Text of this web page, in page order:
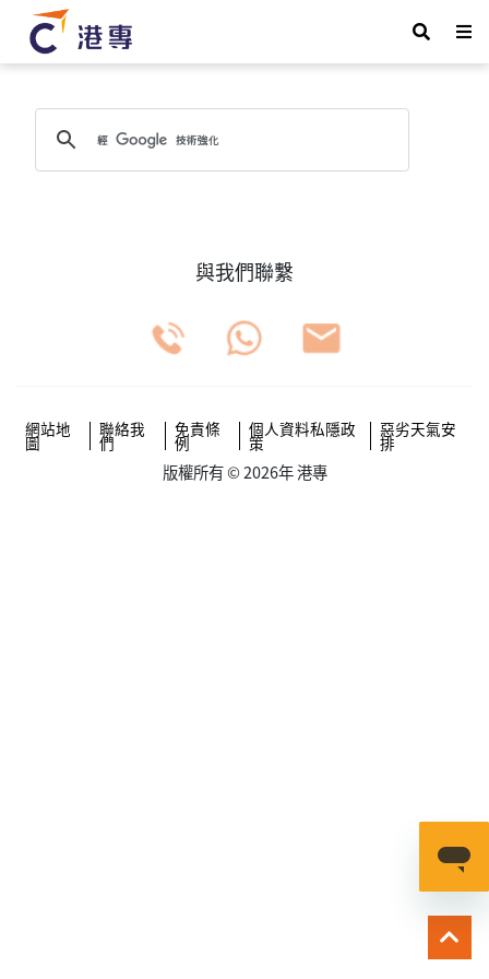
與我們聯繫
網站地
圖
聯絡我
們
免責條
例
個人資料私隱政
策
惡劣天氣安
排
版權所有 © 2026年 港專